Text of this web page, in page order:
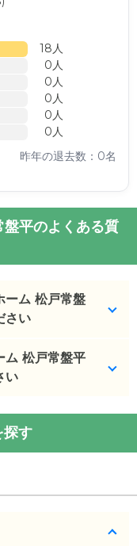
18人
0人
0人
0人
0人
0人
昨年の退去数：0名
平のよくある質
ーム 松戸常盤
さい
の入居金・月額料
介護2、要介護
ム 松戸常盤平
い
の交通アクセス
探す